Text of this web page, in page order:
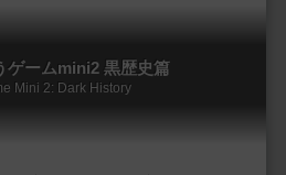
ゲームmini2 黒歴史篇
Mini 2: Dark History